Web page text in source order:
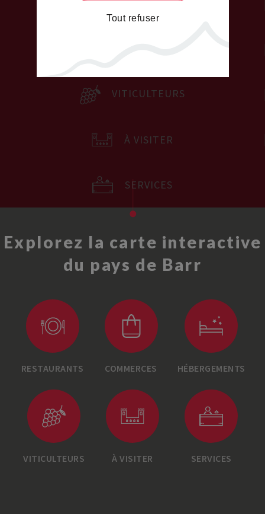
Explorez la carte interactive
du pays de Barr
RESTAURANTS COMMERCES HÉBERGEMENTS
VITICULTEURS À VISITER SERVICES
COMMERCES
VITICULTEURS
À VISITER
SERVICES
Tout refuser